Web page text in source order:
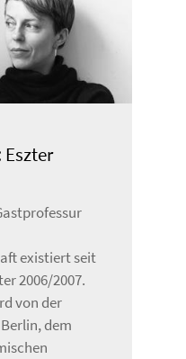
existiert seit
2006/2007.
von der
dem